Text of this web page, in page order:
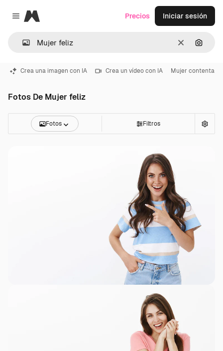
Close menu
Magnific
Borrar
Precios Iniciar sesión
Crea una imagen con IA Crea un vídeo con IA Mujer contenta
Fotos De Mujer feliz
Fotos Filtros